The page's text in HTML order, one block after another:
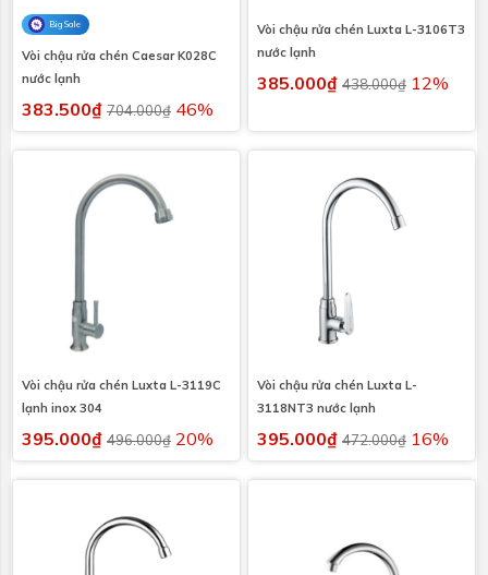
Big Sale
Vòi chậu rửa chén Caesar K028C
nước lạnh
383.500₫ 704.000₫ 46%
Vòi chậu rửa chén Luxta L-3106T3
nước lạnh
385.000₫ 438.000₫ 12%
Vòi chậu rửa chén Luxta L-3119C
lạnh inox 304
395.000₫ 496.000₫ 20%
Vòi chậu rửa chén Luxta L-
3118NT3 nước lạnh
395.000₫ 472.000₫ 16%